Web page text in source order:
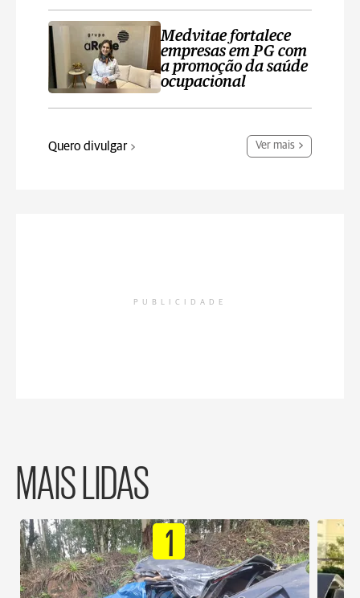
Medvitae fortalece
empresas em PG com
a promoção da saúde
ocupacional
Quero divulgar Ver mais
PUBLICIDADE
MAIS LIDAS
1